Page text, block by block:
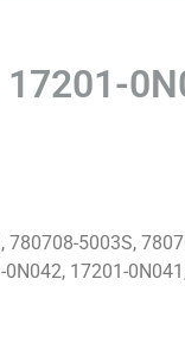
780708-5003S,
0N042, 17201-